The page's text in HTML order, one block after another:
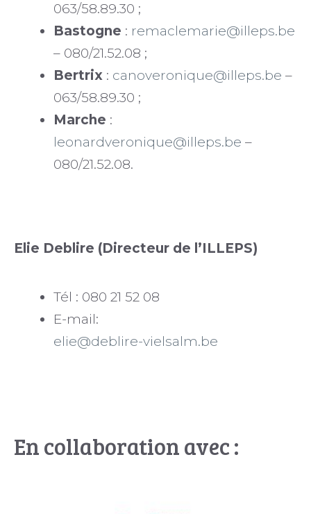
063/58.89.30 ;
Bastogne : remaclemarie@illeps.be
– 080/21.52.08 ;
Bertrix : canoveronique@illeps.be –
063/58.89.30 ;
Marche :
leonardveronique@illeps.be –
080/21.52.08.
Elie Deblire (Directeur de l’ILLEPS)
Tél : 080 21 52 08
E-mail:
elie@deblire-vielsalm.be
En collaboration avec :